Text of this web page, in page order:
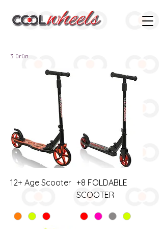
3 ürün
12+ Age Scooter +8 FOLDABLE
SCOOTER